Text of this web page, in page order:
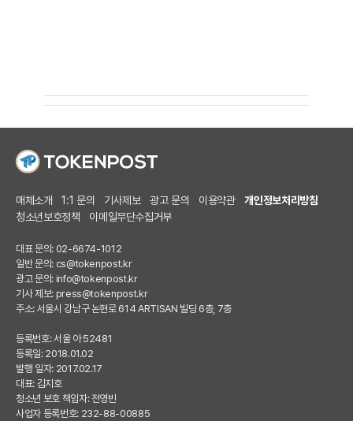
매체소개 1:1 문의 기사제보 광고 문의 이용약관
개인정보처리방침
청소년보호정책
이메일무단수집거부
대표 문의: 02-6674-1012
일반 문의: cs@tokenpost.kr
광고 문의: info@tokenpost.kr
기사 제보: press@tokenpost.kr
주소: 서울시 강남구 논현로 614 ARTISAN 빌딩 6층, 7층
등록번호: 서울 아 52481
등록일: 2018.01.02
발행 일자: 2017.02.17
대표: 김지호
청소년 보호 책임자: 전영빈
사업자 등록번호: 232-88-00885